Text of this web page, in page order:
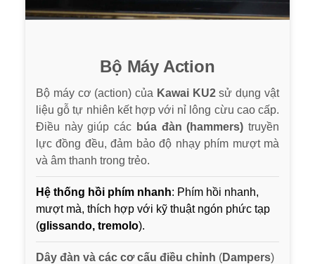
Bộ Máy Action
Bộ máy cơ (action) của Kawai KU2sử dụng vật
liệu gỗ tự nhiên kết hợp với nỉ lông cừu cao cấp.
Điều này giúp các búa đàn (hammers) truyền
lực đồng đều, đảm bảo độ nhạy phím mượt mà
và âm thanh trong trẻo.
Hệ thống hồi phím nhanh: Phím hồi nhanh,
mượt mà, thích hợp với kỹ thuật ngón phức tạp
(glissando, tremolo).
Dây đàn và các cơ cấu điều chỉnh (Dampers)